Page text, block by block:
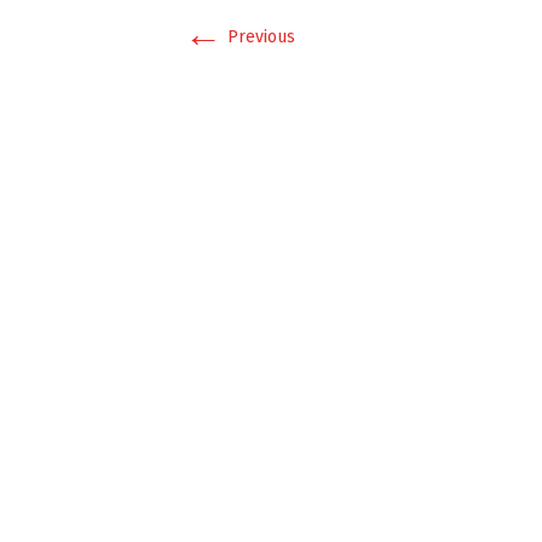
← Previous